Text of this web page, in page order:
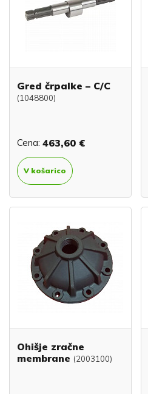
Gred črpalke – C/C
(1048800)
Cena: 463,60 €
V košarico
Ohišje zračne
membrane (2003100)